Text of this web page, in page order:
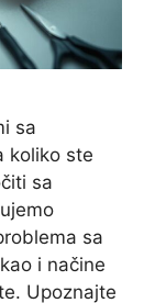
sa
koliko ste
sa
sa
i načine
Upoznajte